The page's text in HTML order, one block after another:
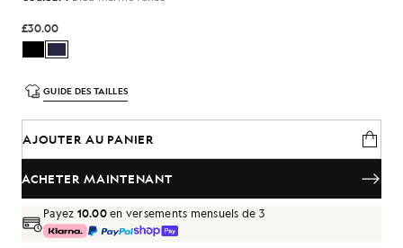
£30.00
GUIDE DES TAILLES
AJOUTER AU PANIER
ACHETER MAINTENANT
Payez 10.00en versements mensuels de 3